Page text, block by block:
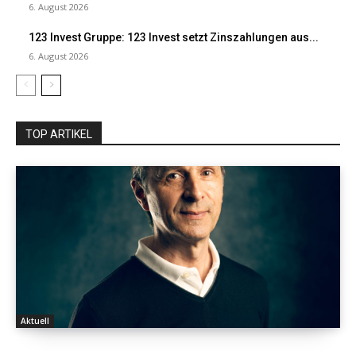
6. August 2026
123 Invest Gruppe: 123 Invest setzt Zinszahlungen aus...
6. August 2026
TOP ARTIKEL
Aktuell